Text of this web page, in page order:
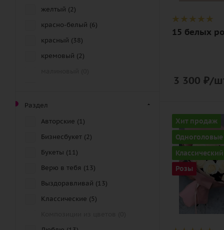
15 белых
3 300 ₽/
Хит продаж
Одноголовые
Классический
Розы
Количество
17
Цвет
белый
Описание
роза, лента,
упаковка
желтый (2)
красно-белый (6)
красный (38)
кремовый (2)
оранжевый (
персиковый (
разноцветный (
розовый (17
синий (
фиолетовый (
)
чайный (
черный (3)
Раздел
Авторские (1)
Бизнесбукет (2)
Букеты (11)
Верю в тебя (13)
Выздоравливай (13)
Классические (5)